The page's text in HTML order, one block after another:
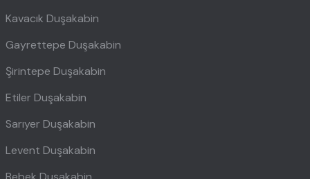
Kavacık Duşakabin
Gayrettepe Duşakabin
Şirintepe Duşakabin
Etiler Duşakabin
Sarıyer Duşakabin
Levent Duşakabin